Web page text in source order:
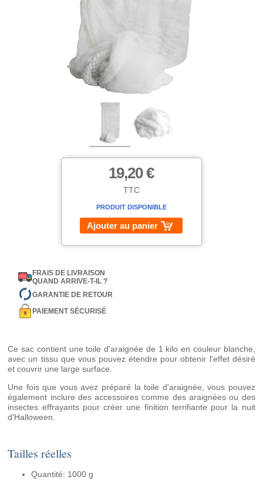
19,20 €
TTC
PRODUIT DISPONIBLE
Ajouter au panier
FRAIS DE LIVRAISON
QUAND ARRIVE-T-IL ?
GARANTIE DE RETOUR
PAIEMENT SÉCURISÉ
Ce sac contient une toile d'araignée de 1 kilo en couleur blanche,
avec un tissu que vous pouvez étendre pour obtenir l'effet désiré
et couvrir une large surface.
Une fois que vous avez préparé la toile d'araignée, vous pouvez
également inclure des accessoires comme des araignées ou des
insectes effrayants pour créer une finition terrifiante pour la nuit
d'Halloween.
Tailles réelles
Quantité: 1000 g